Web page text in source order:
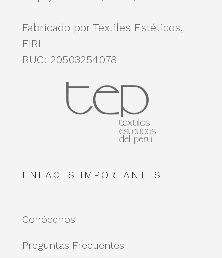
Fabricado por Textiles Estéticos,
EIRL
RUC: 20503254078
ENLACES IMPORTANTES
Conócenos
Preguntas Frecuentes